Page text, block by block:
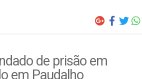
de prisão em
em Paudalho